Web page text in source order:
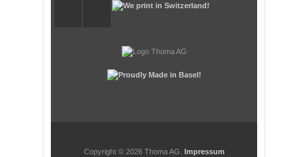
Copyright © 2026 Thoma AG. Impressum